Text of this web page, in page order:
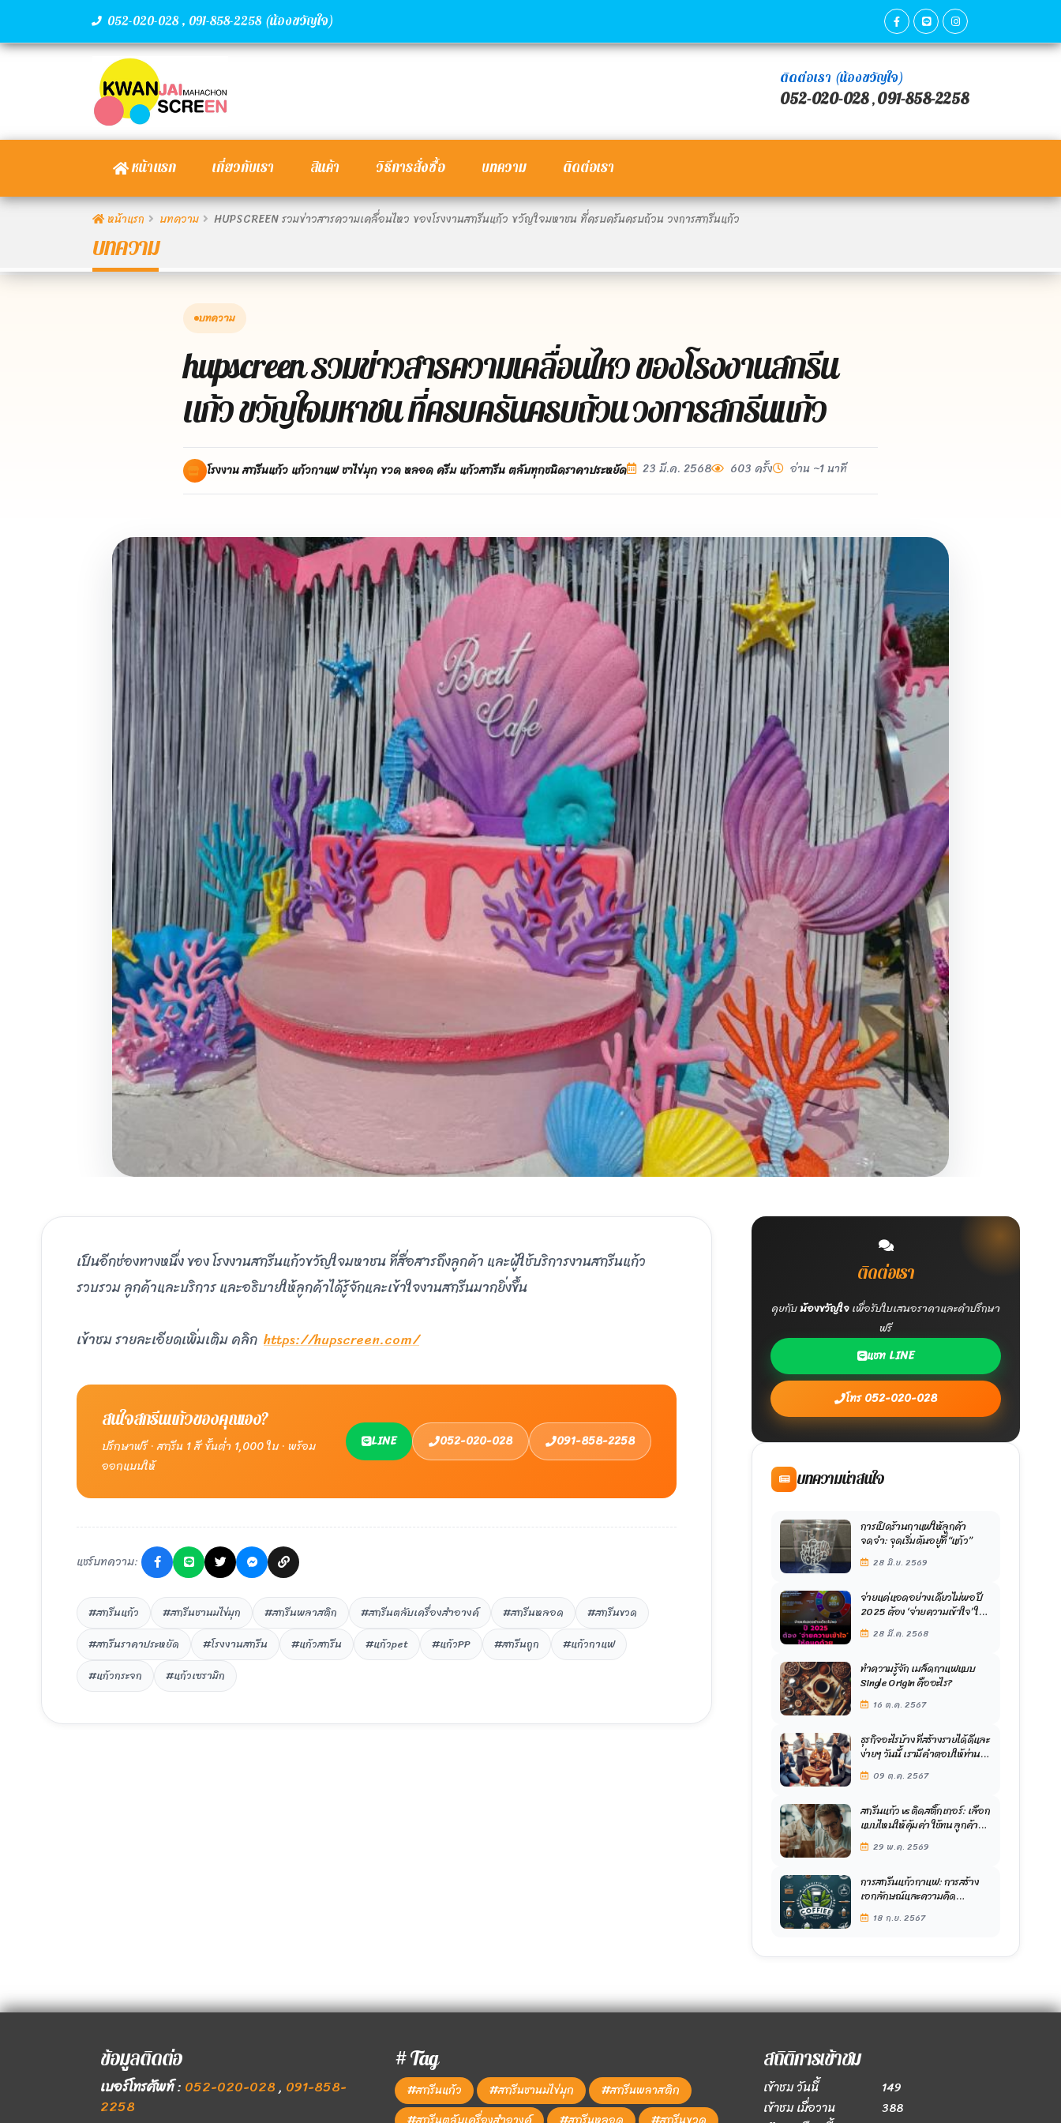
052-020-028 , 091-858-2258 (น้องขวัญใจ)
ติดต่อเรา (น้องขวัญใจ)
052-020-028,091-858-2258
หน้าแรก เกี่ยวกับเรา สินค้า วิธีการสั่งซื้อ บทความ ติดต่อเรา
หน้าแรก บทความ HUPSCREEN รวมข่าวสารความเคลื่อนไหว ของโรงงานสกรีนแก้ว ขวัญใจมหาชน ที่ครบครันครบถ้วน วงการสกรีนแก้ว
บทความ
บทความ
hupscreen รวมข่าวสารความเคลื่อนไหว ของโรงงานสกรีน
แก้ว ขวัญใจมหาชน ที่ครบครันครบถ้วน วงการสกรีนแก้ว
โรงงาน สกรีนแก้ว แก้วกาแฟ ชาไข่มุก ขวด หลอด ครีม แก้วสกรีน ตลับทุกชนิดราคาประหยัด 23 มี.ค. 2568 603 ครั้ง อ่าน ~1 นาที
เป็นอีกช่องทางหนึ่ง ของ โรงงานสกรีนแก้วขวัญใจมหาชน ที่สื่อสารถึงลูกค้า และผู้ใช้บริการงานสกรีนแก้ว
รวบรวม ลูกค้าและบริการ และอธิบายให้ลูกค้าได้รู้จักและเข้าใจงานสกรีนมากยิ่งขึ้น
เข้าชม รายละเอียดเพิ่มเติม คลิก https://hupscreen.com/
สนใจสกรีนแก้วของคุณเอง?
ปรึกษาฟรี · สกรีน 1 สี ขั้นต่ำ 1,000 ใบ · พร้อม
ออกแบบให้
LINE 052-020-028 091-858-2258
แชร์บทความ:
#สกรีนแก้ว #สกรีนชานมไข่มุก #สกรีนพลาสติก #สกรีนตลับเครื่องสำอางค์ #สกรีนหลอด
#สกรีนขวด
#สกรีนราคาประหยัด
#โรงงานสกรีน #แก้วสกรีน #แก้วpet #แก้วPP #สกรีนถูก
#แก้วกาแฟ
#แก้วกระจก
#แก้วเซรามิก
ติดต่อเรา
คุยกับน้องขวัญใจเพื่อรับใบเสนอราคาและคำปรึกษา
ฟรี
แชท LINE
โทร 052-020-028
บทความน่าสนใจ
การเปิดร้านกาแฟให้ลูกค้า
จดจำ: จุดเริ่มต้นอยู่ที่ “แก้ว”
28 มิ.ย. 2569
จ่ายแค่แอดอย่างเดียวไม่พอ ปี
2025 ต้อง ‘จ่ายความเข้าใจ’ ให้
คนดูด้วย ใครเข้าใจผู้บริโภค
เข้าใจ Insight ก่อน คนนั้นจะได้
DAAT
28 มี.ค. 2568
ทำความรู้จัก เมล็ดกาแฟแบบ
Single Origin คืออะไร?
16 ต.ค. 2567
ธุรกิจอะไรบ้าง ที่สร้างรายได้ดีและ
ง่ายๆ วันนี้ เรามีคำตอบให้ท่าน
ลองเลือกไปใช้ก้นได้เลย ลงทุน
ต่ำ กำไรสูง
09 ต.ค. 2567
สกรีนแก้ว vs ติดสติ๊กเกอร์: เลือก
แบบไหนให้คุ้มค่า ใช้ทน ลูกค้าจำ
ได้ 29 พ.ค. 2569
การสกรีนแก้วกาแฟ: การสร้าง
เอกลักษณ์และความคิด
สร้างสรรค์
18 ก.ย. 2567
ข้อมูลติดต่อ
เบอร์โทรศัพท์: 052-020-028, 091-858-
2258
# Tag
#สกรีนแก้ว #สกรีนชานมไข่มุก
#สกรีนพลาสติก
สถิติการเข้าชม
เข้าชม วันนี้
149
เข้าชม เมื่อวาน
388